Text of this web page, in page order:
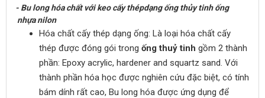
- Bu longhóa chất với keo cấy thépdạng ống thủy tinh ống
nhựa nilon
Hóa chất cấy thép dạng ống: Là loại hóa chất cấy
thép được đóng gói trong ống thuỷ tinh gồm 2 thành
phần: Epoxy acrylic, hardener and squartz sand. Với
thành phần hóa học được nghiên cứu đặc biệt, có tính
bám dính rất cao, Bu long hóa được ứng dụng để